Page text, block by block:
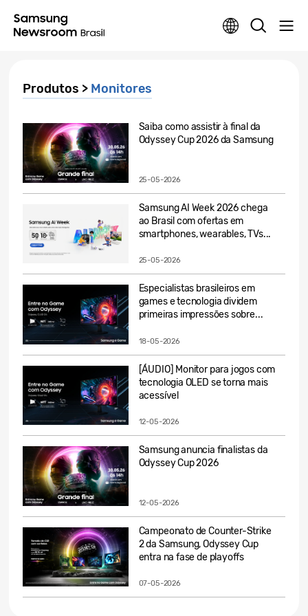
Produtos > Monitores
Saiba como assistir à final da
Odyssey Cup 2026 da Samsung
25-05-2026
Samsung AI Week 2026 chega
ao Brasil com ofertas em
smartphones, wearables, TVs...
25-05-2026
Especialistas brasileiros em
games e tecnologia dividem
primeiras impressões sobre...
18-05-2026
[ÁUDIO] Monitor para jogos com
tecnologia OLED se torna mais
acessível
12-05-2026
Samsung anuncia finalistas da
Odyssey Cup 2026
12-05-2026
Campeonato de Counter-Strike
2 da Samsung, Odyssey Cup
entra na fase de playoffs
07-05-2026